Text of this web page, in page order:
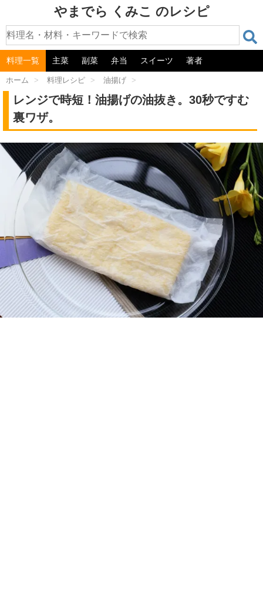
やまでら くみこ のレシピ
料理一覧 主菜 副菜 弁当 スイーツ 著者
ホーム > 料理レシピ > 油揚げ >
レンジで時短！油揚げの油抜き。30秒ですむ
裏ワザ。